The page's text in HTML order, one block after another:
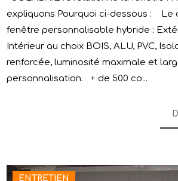
expliquons Pourquoi ci-dessous : Le
fenêtre personnalisable hybride :
Intérieur au choix BOIS, ALU, PVC,
renforcée, luminosité maximale et
personnalisation. + de 500 co...
ENTRETIEN